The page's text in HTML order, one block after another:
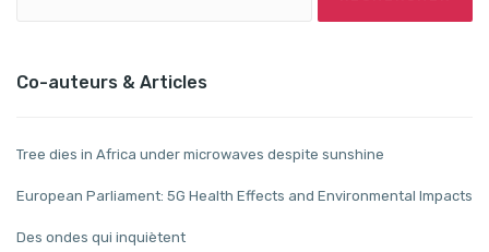
Co-auteurs & Articles
Tree dies in Africa under microwaves despite sunshine
European Parliament: 5G Health Effects and Environmental Impacts
Des ondes qui inquiètent